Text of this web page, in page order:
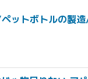
ットボトルの製